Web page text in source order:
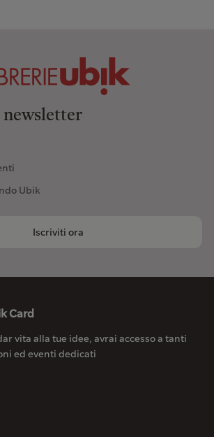
Ubik
Iscriviti ora
Card
vita alla tue idee, avrai accesso a tanti
ed eventi dedicati